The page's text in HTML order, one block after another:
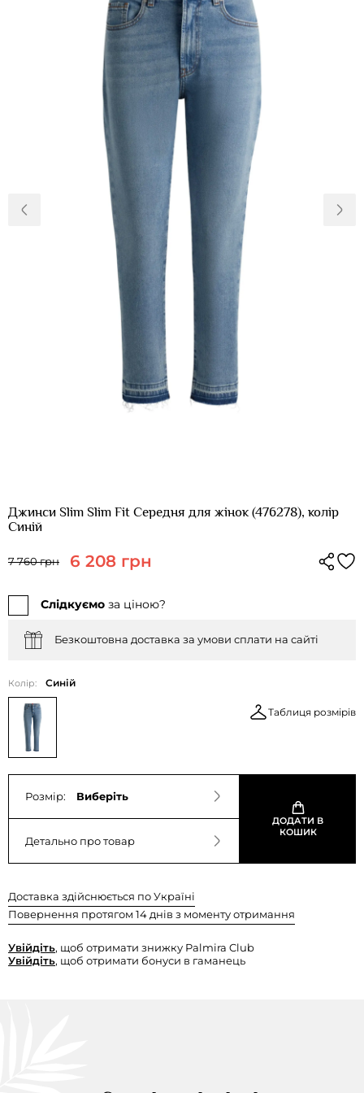
Про нас
Доставка та
оплата
Новини
Повернення
та обмін
Відкуки про
магазин
Питання та
Контакти
Palmira Club
Догляд
+38(050)4840005
Джинси Slim Slim Fit Середня для жінок (476278), колір
Синій
7 760 грн 6 208 грн
Слідкуємо за ціною?
Безкоштовна доставка за умови сплати на сайті
Колір: Синій
Таблиця розмірів
Розмір: Виберіть
Детально про товар
ДОДАТИ В
КОШИК
Доставка здійснюється по Україні
Повернення протягом 14 днів з моменту отримання
Увійдіть, щоб отримати знижку Palmira Club
Увійдіть, щоб отримати бонуси в гаманець